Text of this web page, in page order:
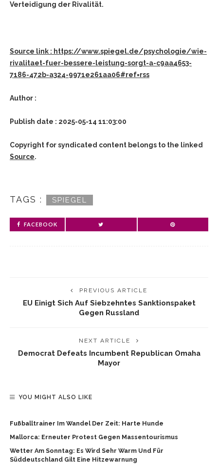
Verteidigung der Rivalität.
Source link : https://www.spiegel.de/psychologie/wie-
rivalitaet-fuer-bessere-leistung-sorgt-a-c9aa4653-
7186-472b-a324-9971e261aa06#ref=rss
Author :
Publish date : 2025-05-14 11:03:00
Copyright for syndicated content belongs to the linked
Source.
TAGS : SPIEGEL
FACEBOOK
PREVIOUS ARTICLE
EU Einigt Sich Auf Siebzehntes Sanktionspaket
Gegen Russland
NEXT ARTICLE
Democrat Defeats Incumbent Republican Omaha
Mayor
YOU MIGHT ALSO LIKE
Fußballtrainer Im Wandel Der Zeit: Harte Hunde
Mallorca: Erneuter Protest Gegen Massentourismus
Wetter Am Sonntag: Es Wird Sehr Warm Und Für
Süddeutschland Gilt Eine Hitzewarnung